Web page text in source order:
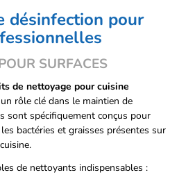
désinfection pour
SURFACES
de nettoyage pour cuisine
rôle clé dans le maintien de
sont spécifiquement conçus pour
bactéries et graisses présentes sur
de nettoyants indispensables :